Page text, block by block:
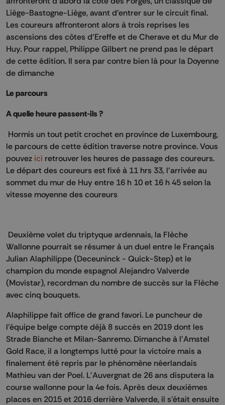
Liège-Bastogne-Liège, avant d’entrer sur le circuit final.
Les coureurs affronteront alors à trois reprises les
ascensions des côtes d’Ereffe et de Cherave et du Mur de
Huy. Pour rappel, Philippe Gilbert ne prend pas le départ
de cette édition. Il sera par contre bien là pour la Doyenne
de dimanche
Le parcours
A quelle heure passent-ils ?
Hormis un tout petit crochet en province de Luxembourg,
le parcours de cette édition traverse notre province. Vous
pouvez ici retrouver les heures de passage des coureurs.
Le départ des coureurs est fixé à 11 hrs 33, l'arrivée au
sommet du mur de Huy entre 16 h 10 et 16 h 45 selon la
vitesse moyenne des coureurs
Deuxième volet du triptyque ardennais, la Flèche
Wallonne pourrait se résumer à un duel entre le Français
Julian Alaphilippe (Deceuninck - Quick-Step) et le
champion du monde espagnol Alejandro Valverde
(Movistar), recordman du nombre de succès sur la Flèche
avec cinq bouquets.
Alaphilippe fait office de grand favori. Le puncheur de
l'équipe belge compte déjà 8 succès en 2019 dont les
Strade Bianche et Milan-Sanremo. Dimanche à l'Amstel
Gold Race, il a longtemps lutté pour la victoire mais a
finalement été repris par le phénomène néerlandais
Mathieu van der Poel. L'Auvergnat de 26 ans disputera la
course wallonne pour la 4e fois. Après deux deuxièmes
places en 2015 et 2016 derrière Valverde, il s'était ensuite